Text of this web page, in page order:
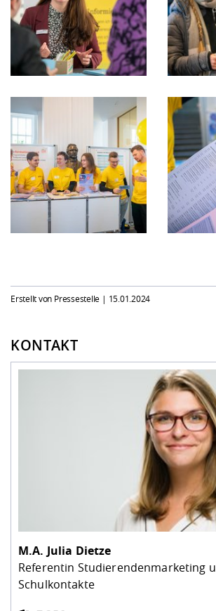
Erstellt von Pressestelle | 15.01.2024
KONTAKT
M.A. Julia Dietze
Referentin Studierendenmarketing
Schulkontakte